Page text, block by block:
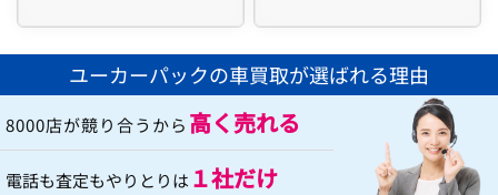
ユーカーパックの車買取が選ばれる理由
8000店が競り合うから 高く売れる
電話も査定もやりとりは １社だけ